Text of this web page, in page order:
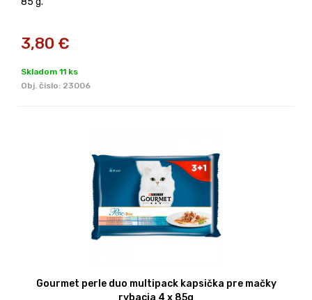
3,80 €
Skladom 11 ks
Obj. čislo: 23006
Gourmet perle duo multipack kapsička pre mačky
rybacia 4 x 85g